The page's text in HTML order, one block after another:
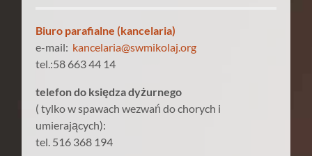
Biuro parafialne (kancelaria)
e-mail: kancelaria@swmikolaj.org
tel.:58 663 44 14
telefon do księdza dyżurnego
( tylko w spawach wezwań do chorych i
umierających):
tel. 516 368 194